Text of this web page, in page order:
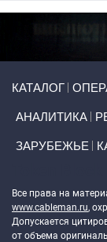
КАТАЛОГ
АНАЛИТИКА
ЗАРУБЕЖЬЕ
Все права на
www.cableman.ru,
Допускается
от объема